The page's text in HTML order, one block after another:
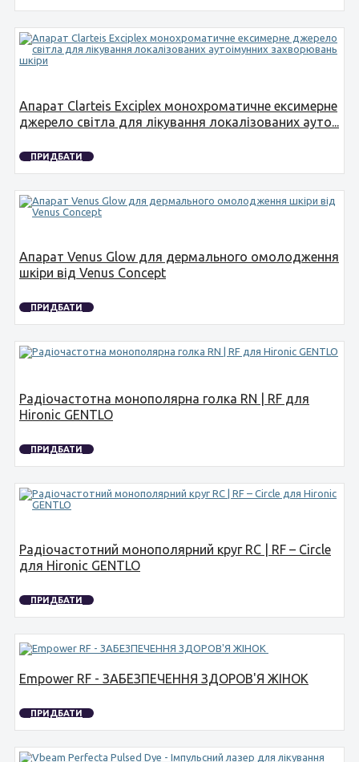
Апарат Clarteis Exciplex монохроматичне ексимерне
джерело світла для лікування локалізованих ауто...
ПРИДБАТИ
Апарат Venus Glow для дермального омолодження
шкіри від Venus Concept
ПРИДБАТИ
Радіочастотна монополярна голка RN | RF для
Hironic GENTLO
ПРИДБАТИ
Радіочастотний монополярний круг RC | RF – Circle
для Hironic GENTLO
ПРИДБАТИ
Empower RF - ЗАБЕЗПЕЧЕННЯ ЗДОРОВ'Я ЖІНОК
ПРИДБАТИ